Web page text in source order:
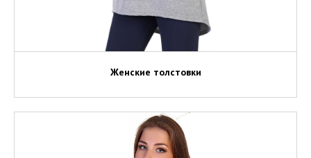
Женские толстовки